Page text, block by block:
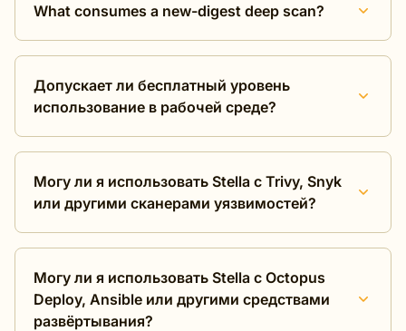
What consumes a new-digest deep scan?
Допускает ли бесплатный уровень
использование в рабочей среде?
Могу ли я использовать Stella с Trivy, Snyk
или другими сканерами уязвимостей?
Могу ли я использовать Stella с Octopus
Deploy, Ansible или другими средствами
развёртывания?